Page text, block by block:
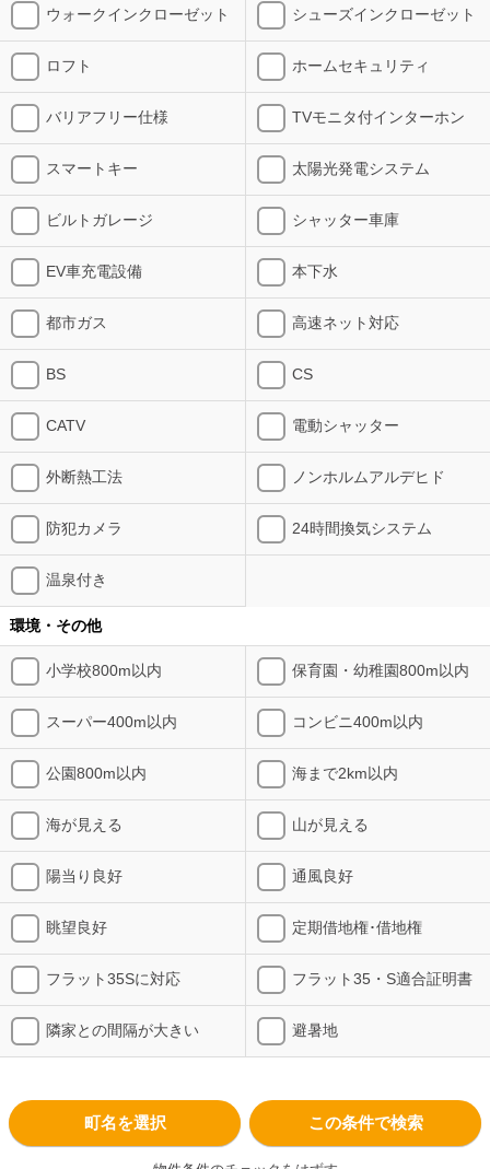
ウォークインクローゼット シューズインクローゼット
ロフト ホームセキュリティ
バリアフリー仕様 TVモニタ付インターホン
スマートキー 太陽光発電システム
ビルトガレージ シャッター車庫
EV車充電設備 本下水
都市ガス 高速ネット対応
BS CS
CATV 電動シャッター
外断熱工法 ノンホルムアルデヒド
防犯カメラ 24時間換気システム
温泉付き
環境・その他
小学校800m以内 保育園・幼稚園800m以内
スーパー400m以内 コンビニ400m以内
公園800m以内 海まで2km以内
海が見える 山が見える
陽当り良好 通風良好
眺望良好 定期借地権･借地権
フラット35Sに対応 フラット35・S適合証明書
隣家との間隔が大きい 避暑地
町名を選択 この条件で検索